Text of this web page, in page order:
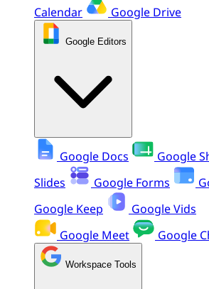
Calendar
Google Drive
Google Editors
Google Docs Google
Slides
Google Forms
Google Keep
Google Vids
Google Meet
Google
Workspace Tools